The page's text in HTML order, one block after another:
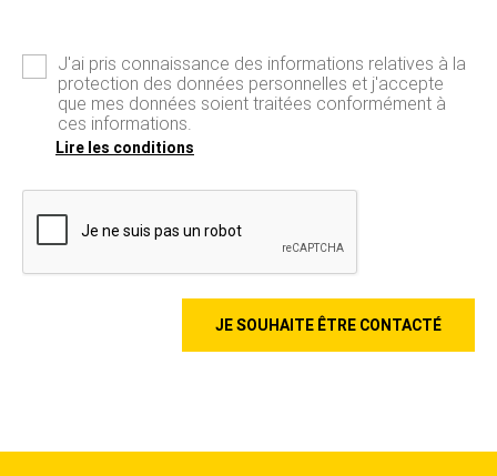
J'ai pris connaissance des informations relatives à la
protection des données personnelles et j'accepte
que mes données soient traitées conformément à
ces informations.
Lire les conditions